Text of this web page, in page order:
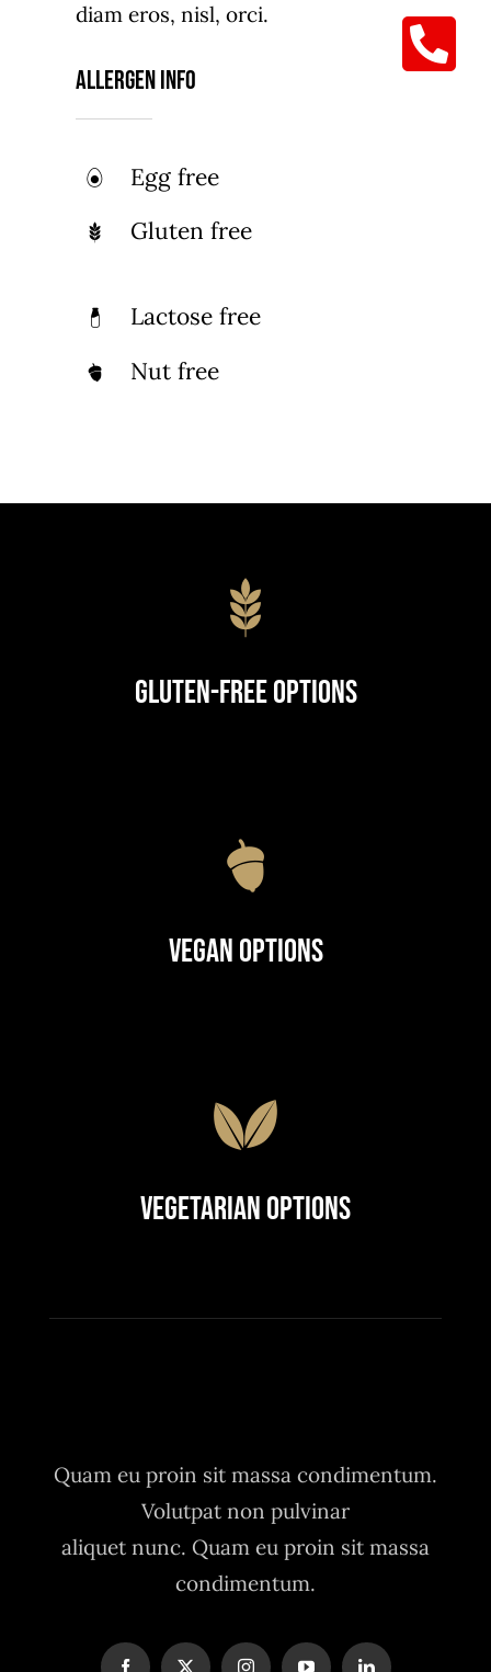
diam eros, nisl, orci.
Allergen Info
Egg free
Gluten free
Lactose free
Nut free
Gluten-Free Options
Vegan Options
Vegetarian Options
Quam eu proin sit massa condimentum.
Volutpat non pulvinar
aliquet nunc. Quam eu proin sit massa
condimentum.